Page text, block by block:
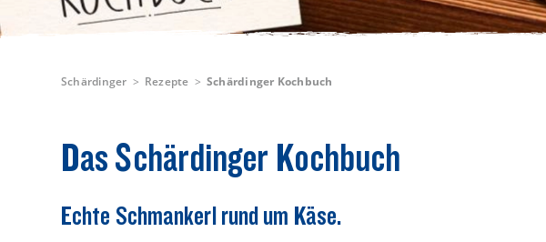
Schärdinger Rezepte Schärdinger Kochbuch
Das Schärdinger Kochbuch
Echte Schmankerl rund um Käse.